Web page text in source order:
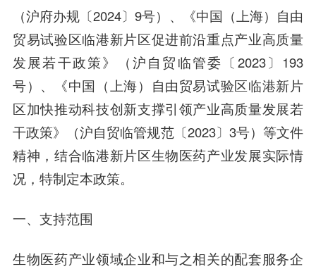
（沪府办规〔2024〕9号）、《中国（上海）自由
贸易试验区临港新片区促进前沿重点产业高质量
发展若干政策》（沪自贸临管委〔2023〕193
号）、《中国（上海）自由贸易试验区临港新片
区加快推动科技创新支撑引领产业高质量发展若
干政策》（沪自贸临管规范〔2023〕3号）等文件
精神，结合临港新片区生物医药产业发展实际情
况，特制定本政策。
一、支持范围
生物医药产业领域企业和与之相关的配套服务企